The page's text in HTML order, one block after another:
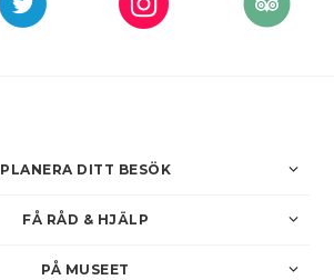
PLANERA DITT BESÖK
FÅ RÅD & HJÄLP
PÅ MUSEET